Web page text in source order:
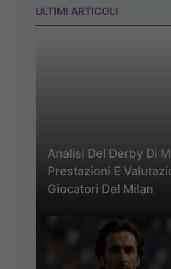
ULTIMI ARTICOLI
Analisi Del Derby Di
Prestazioni E
Giocatori Del Milan